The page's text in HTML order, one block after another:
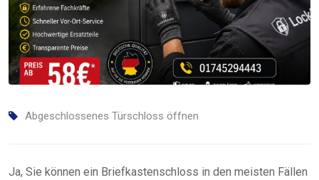
Abgeschlossenes Türschloss öffnen
Ja, Sie können ein Briefkastenschloss in den meisten Fällen